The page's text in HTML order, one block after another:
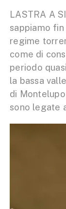
LASTRA A
sappiamo
regime
come di
periodo
la bassa
di
sono legate